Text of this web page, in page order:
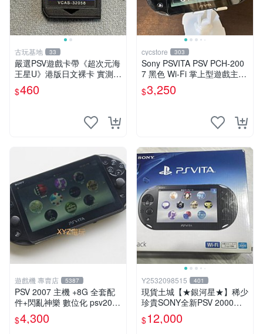
古玩基地 33
嚴選PSV遊戲卡帶《超次元海
王星U》港版日文裸卡 實測暢
玩 索尼專屬 psv psv游戲 psv
游戲卡帶
$460
cycstore 303
Sony PSVITA PSV PCH-200
7 黑色 Wi-Fi 掌上型遊戲主機
輕薄版 OLED後繼機 收藏熱
門
$3,250
遊戲機 專賣店 5387
PSV 2007 主機 +8G 全套配
件+閃亂神樂 數位化 psv2007
主機
$4,300
Y2532098515 401
現貨土城【★銀河星★】稀少
珍貴SONY全新PSV 2000主
機.可轉換中文.全新PSV未使
用
$12,000